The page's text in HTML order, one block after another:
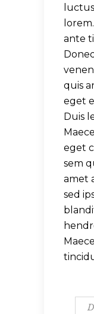
ante
quis
eget
Duis
eget
sem
amet
sed